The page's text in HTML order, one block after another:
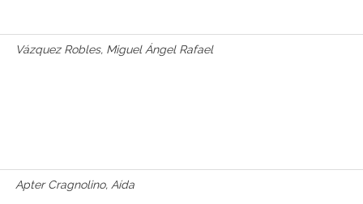
Vázquez Robles, Miguel Ángel Rafael
Apter Cragnolino, Aída